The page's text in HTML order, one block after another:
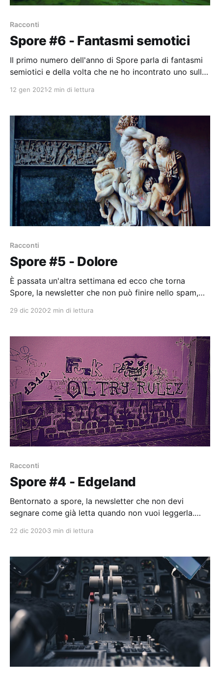
Racconti
Spore #6 - Fantasmi semotici
Il primo numero dell'anno di Spore parla di fantasmi
semiotici e della volta che ne ho incontrato uno sulla
12 gen 2021 2 min di lettura
Racconti
Spore #5 - Dolore
È passata un'altra settimana ed ecco che torna
Spore, la newsletter che non può finire nello spam,
di un dolore che mi porto dentro. E di come ci si
29 dic 20202 min di lettura
Racconti
Spore #4 - Edgeland
Bentornato a spore, la newsletter che non devi
segnare come già letta quando non vuoi leggerla.
22 dic 20203 min di lettura